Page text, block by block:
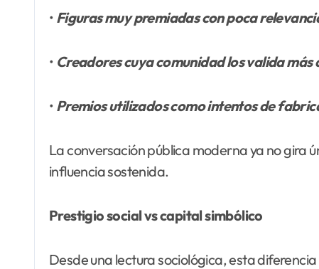
• Figuras muy premiadas con poca
• Creadores cuya comunidad los valida
• Premios utilizados como intentos de
La conversación pública moderna ya no gira
influencia sostenida.
Prestigio social vs capital simbólico
Desde una lectura sociológica, esta